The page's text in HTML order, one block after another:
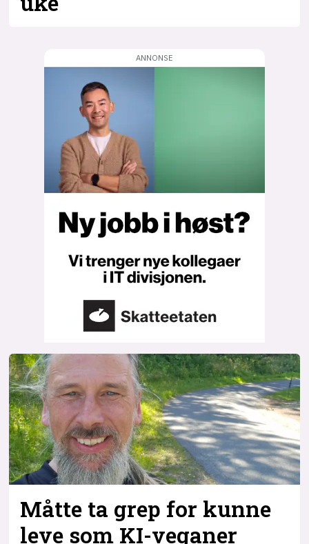
Måtte ta grep for kunne
leve som KI-veganer